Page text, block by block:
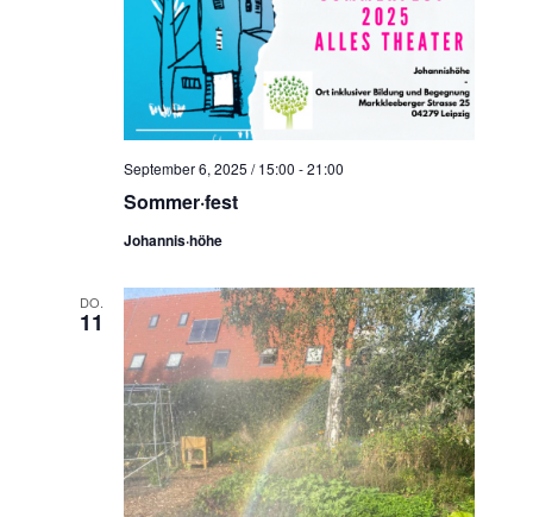
Sommer·fest
September 6, 2025 / 15:00 -21:00
Johannis·höhe
DO.
11